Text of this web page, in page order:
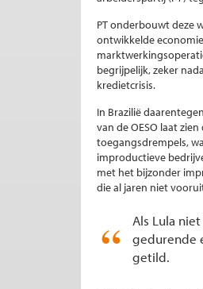
PT onderbouwt deze
ontwikkelde
begrijpelijk, zeker
kredietcrisis.
In Brazilië
van de OESO laat
toegangsdrempels,
improductieve
met het bijzonder
die al jaren niet
Als Lula
gedurende
getild.